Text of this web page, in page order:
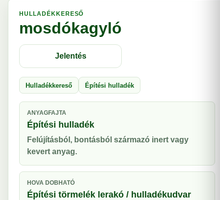
HULLADÉKKERESŐ
mosdókagyló
Jelentés
Hulladékkereső Építési hulladék
ANYAGFAJTA
Építési hulladék
Felújításból, bontásból származó inert vagy
kevert anyag.
HOVA DOBHATÓ
Építési törmelék lerakó / hulladékudvar